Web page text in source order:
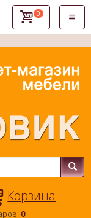
0
Корзина
0